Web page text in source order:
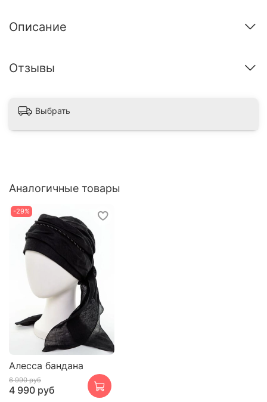
Описание
Отзывы
Выбрать
Аналогичные товары
-29%
Алесса бандана
6 990 руб
4 990 руб